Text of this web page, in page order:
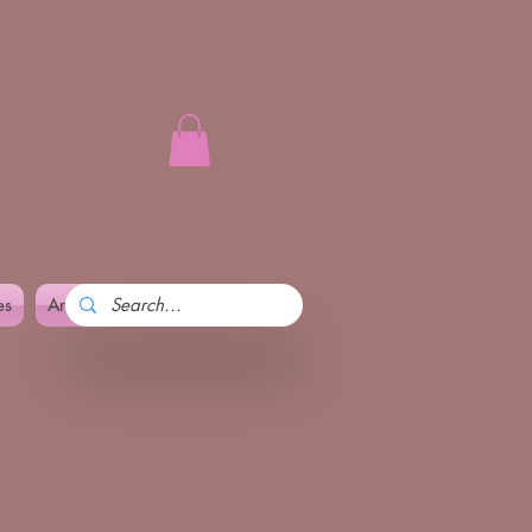
Art and Pennika